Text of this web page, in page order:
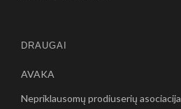
DRAUGAI
AVAKA
Nepriklausomų prodiuserių asociacija